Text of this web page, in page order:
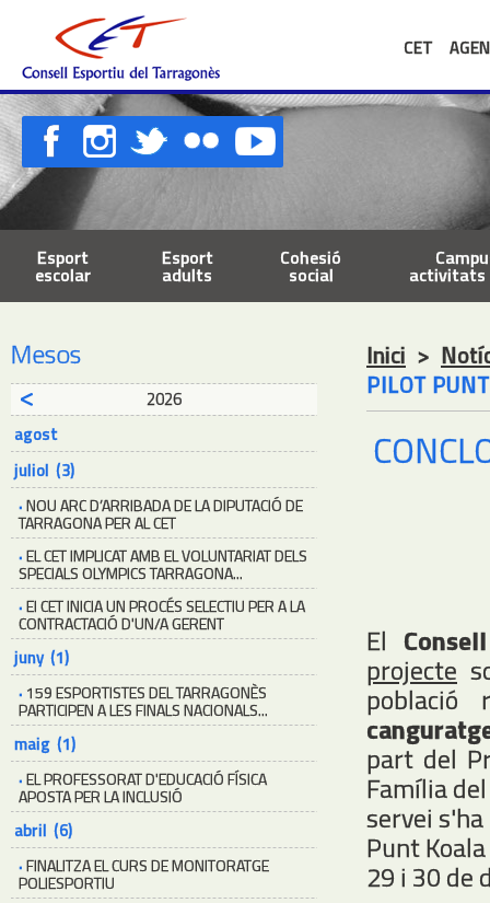
CET
Esport
escolar
Esport
adults
Cohesió
social activitats
Mesos
2026
agost
juliol (3)
·NOU ARC D’ARRIBADA DE LA DIPUTACIÓ DE
TARRAGONA PER AL CET
·EL CET IMPLICAT AMB EL VOLUNTARIAT DELS
SPECIALS OLYMPICS TARRAGONA...
·El CET INICIA UN PROCÉS SELECTIU PER A LA
CONTRACTACIÓ D'UN/A GERENT
juny (1)
· 159 ESPORTISTES DEL TARRAGONÈS
PARTICIPEN A LES FINALS NACIONALS...
maig (1)
·EL PROFESSORAT D'EDUCACIÓ FÍSICA
APOSTA PER LA INCLUSIÓ
abril (6)
·FINALITZA EL CURS DE MONITORATGE
POLIESPORTIU
Inici >
PILOT
El
projecte
part del
Família
servei
Punt
29 i 30 de